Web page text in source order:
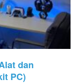
dan
PC)